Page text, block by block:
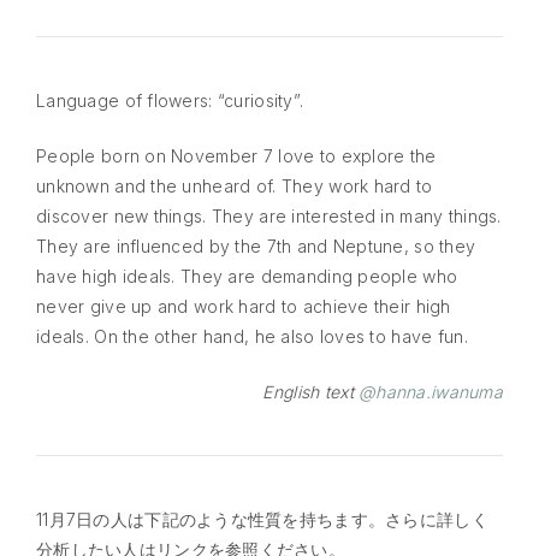
Language of flowers: “curiosity”.
People born on November 7 love to explore the
unknown and the unheard of. They work hard to
discover new things. They are interested in many things.
They are influenced by the 7th and Neptune, so they
have high ideals. They are demanding people who
never give up and work hard to achieve their high
ideals. On the other hand, he also loves to have fun.
English text@hanna.iwanuma
11月7日の人は下記のような性質を持ちます。さらに詳しく
分析したい人はリンクを参照ください。